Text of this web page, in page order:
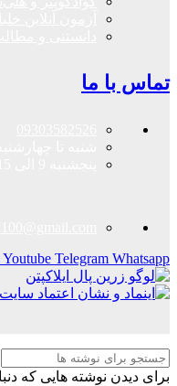
تماس با ما
Youtube Telegram Whatsapp
برای دیدن نوشته هایی که